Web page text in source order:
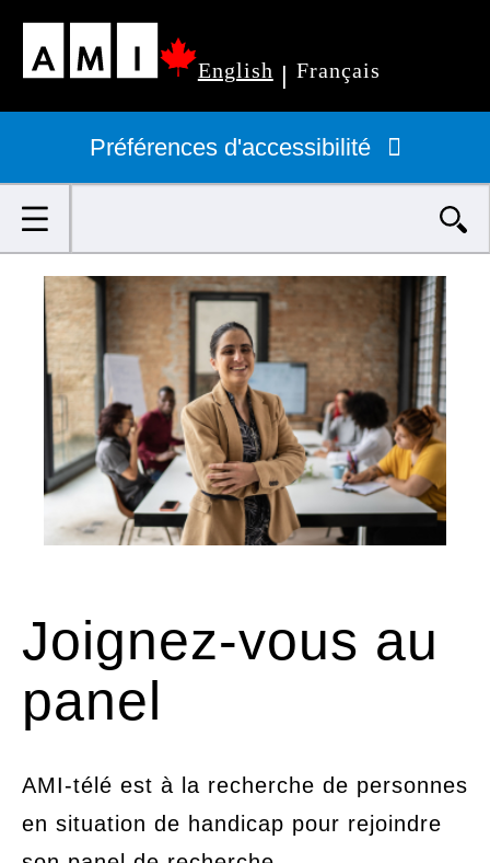
Passer
contenu
English| Français
Navigation
principalePréférences d'accessibilité
Joignez-vous au
panel
AMI-télé est à la recherche de personnes
en situation de handicap pour rejoindre